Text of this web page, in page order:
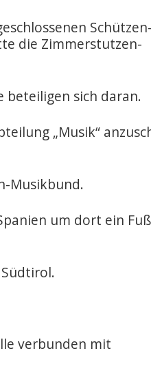
die Zimmerstutzen-
beteiligen sich daran.
„Musik“
Musikbund.
um dort ein
verbunden mit